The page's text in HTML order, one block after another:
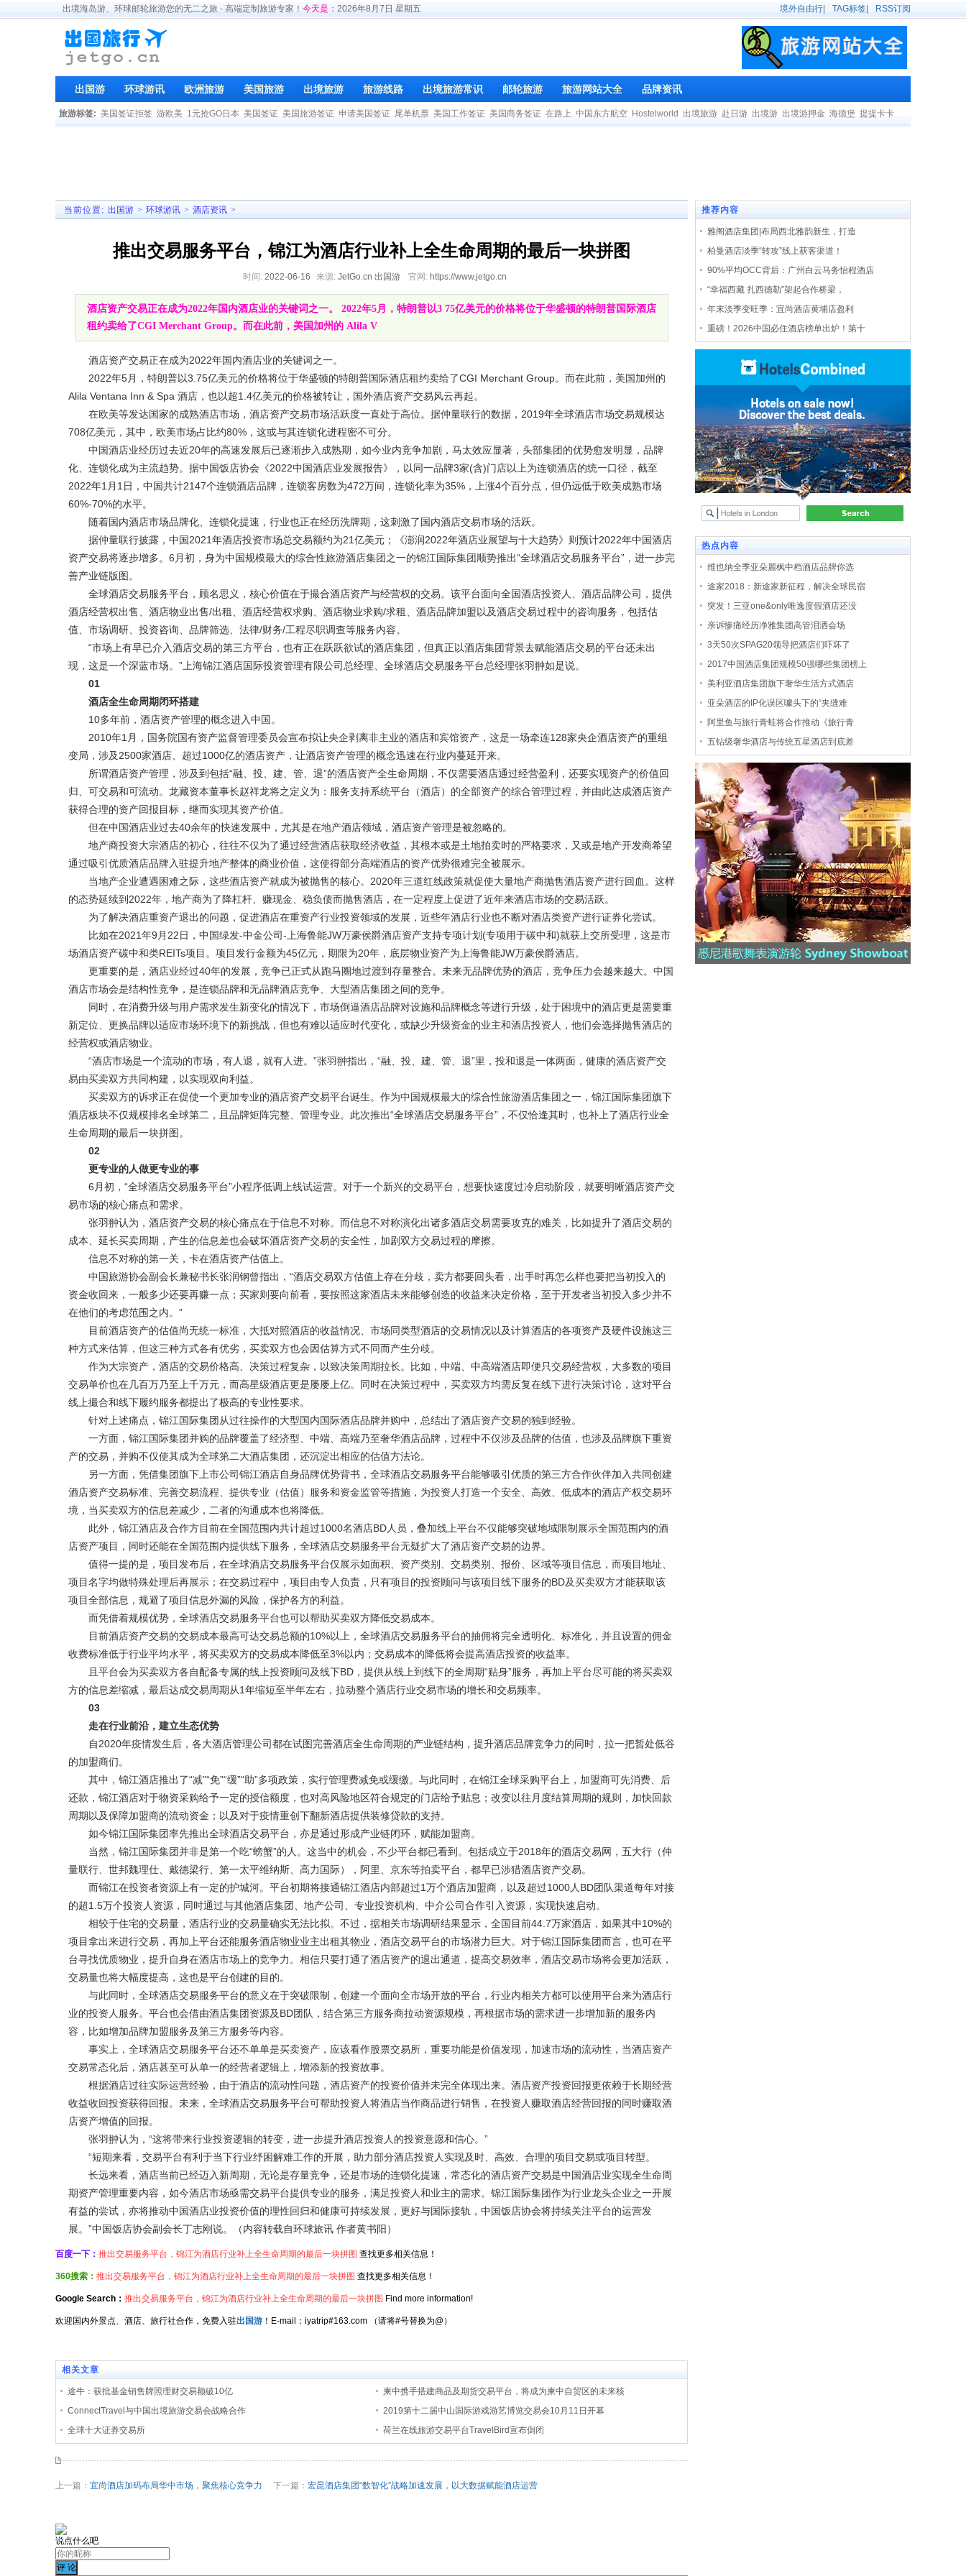
出境海岛游、环球邮轮旅游您的无二之旅 - 高端定制旅游专家！ 今天是： 2026年8月7日 星期五 境外自由行 TAG标签 RSS订阅
出国游 环球游讯 欧洲旅游 美国旅游 出境旅游 旅游线路 出境旅游常识 邮轮旅游 旅游网站大全 品牌资讯
旅游标签: 美国签证拒签 游欧美 1元抢GO日本 美国签证 美国旅游签证 申请美国签证 尾单机票 美国工作签证 美国商务签证 在路上 中国东方航空 Hostelworld 出境旅游 赴日游 出境游 出境游押金 海德堡 提提卡卡
当前位置: 出国游 > 环球游讯 > 酒店资讯 >
推出交易服务平台，锦江为酒店行业补上全生命周期的最后一块拼图
时间: 2022-06-16 来源: JetGo.cn 出国游 官网: https://www.jetgo.cn
酒店资产交易正在成为2022年国内酒店业的关键词之一。 2022年5月，特朗普以3 75亿美元的价格将位于华盛顿的特朗普国际酒店
租约卖给了CGI Merchant Group。而在此前，美国加州的 Alila V
酒店资产交易正在成为2022年国内酒店业的关键词之一。
2022年5月，特朗普以3.75亿美元的价格将位于华盛顿的特朗普国际酒店租约卖给了CGI Merchant Group。而在此前，美国加州的
Alila Ventana Inn & Spa 酒店，也以超1.4亿美元的价格被转让，国外酒店资产交易风云再起。
在欧美等发达国家的成熟酒店市场，酒店资产交易市场活跃度一直处于高位。据仲量联行的数据，2019年全球酒店市场交易规模达
708亿美元，其中，欧美市场占比约80%，这或与其连锁化进程密不可分。
中国酒店业经历过去近20年的高速发展后已逐渐步入成熟期，如今业内竞争加剧，马太效应显著，头部集团的优势愈发明显，品牌
化、连锁化成为主流趋势。据中国饭店协会《2022中国酒店业发展报告》，以同一品牌3家(含)门店以上为连锁酒店的统一口径，截至
2022年1月1日，中国共计2147个连锁酒店品牌，连锁客房数为472万间，连锁化率为35%，上涨4个百分点，但仍远低于欧美成熟市场
60%-70%的水平。
随着国内酒店市场品牌化、连锁化提速，行业也正在经历洗牌期，这刺激了国内酒店交易市场的活跃。
据仲量联行披露，中国2021年酒店投资市场总交易额约为21亿美元；《澎润2022年酒店业展望与十大趋势》则预计2022年中国酒店
资产交易将逐步增多。6月初，身为中国规模最大的综合性旅游酒店集团之一的锦江国际集团顺势推出“全球酒店交易服务平台”，进一步完
善产业链版图。
全球酒店交易服务平台，顾名思义，核心价值在于撮合酒店资产与经营权的交易。该平台面向全国酒店投资人、酒店品牌公司，提供
酒店经营权出售、酒店物业出售/出租、酒店经营权求购、酒店物业求购/求租、酒店品牌加盟以及酒店交易过程中的咨询服务，包括估
值、市场调研、投资咨询、品牌筛选、法律/财务/工程尽职调查等服务内容。
“市场上有早已介入酒店交易的第三方平台，也有正在跃跃欲试的酒店集团，但真正以酒店集团背景去赋能酒店交易的平台还未出
现，这是一个深蓝市场。”上海锦江酒店国际投资管理有限公司总经理、全球酒店交易服务平台总经理张羽翀如是说。
01
酒店全生命周期闭环搭建
10多年前，酒店资产管理的概念进入中国。
2010年1月，国务院国有资产监督管理委员会宣布拟让央企剥离非主业的酒店和宾馆资产，这是一场牵连128家央企酒店资产的重组
变局，涉及2500家酒店、超过1000亿的酒店资产，让酒店资产管理的概念迅速在行业内蔓延开来。
所谓酒店资产管理，涉及到包括“融、投、建、管、退”的酒店资产全生命周期，不仅需要酒店通过经营盈利，还要实现资产的价值回
归、可交易和可流动。龙藏资本董事长赵祥龙将之定义为：服务支持系统平台（酒店）的全部资产的综合管理过程，并由此达成酒店资产
获得合理的资产回报目标，继而实现其资产价值。
但在中国酒店业过去40余年的快速发展中，尤其是在地产酒店领域，酒店资产管理是被忽略的。
地产商投资大宗酒店的初心，往往不仅为了通过经营酒店获取经济收益，其根本或是土地拍卖时的严格要求，又或是地产开发商希望
通过吸引优质酒店品牌入驻提升地产整体的商业价值，这使得部分高端酒店的资产优势很难完全被展示。
当地产企业遭遇困难之际，这些酒店资产就成为被抛售的核心。2020年三道红线政策就促使大量地产商抛售酒店资产进行回血。这样
的态势延续到2022年，地产商为了降杠杆、赚现金、稳负债而抛售酒店，在一定程度上促进了近年来酒店市场的交易活跃。
为了解决酒店重资产退出的问题，促进酒店在重资产行业投资领域的发展，近些年酒店行业也不断对酒店类资产进行证券化尝试。
比如在2021年9月22日，中国绿发-中金公司-上海鲁能JW万豪侯爵酒店资产支持专项计划(专项用于碳中和)就获上交所受理，这是市
场酒店资产碳中和类REITs项目。项目发行金额为45亿元，期限为20年，底层物业资产为上海鲁能JW万豪侯爵酒店。
更重要的是，酒店业经过40年的发展，竞争已正式从跑马圈地过渡到存量整合。未来无品牌优势的酒店，竞争压力会越来越大。中国
酒店市场会是结构性竞争，是连锁品牌和无品牌酒店竞争、大型酒店集团之间的竞争。
同时，在消费升级与用户需求发生新变化的情况下，市场倒逼酒店品牌对设施和品牌概念等进行升级，处于困境中的酒店更是需要重
新定位、更换品牌以适应市场环境下的新挑战，但也有难以适应时代变化，或缺少升级资金的业主和酒店投资人，他们会选择抛售酒店的
经营权或酒店物业。
“酒店市场是一个流动的市场，有人退，就有人进。”张羽翀指出，“融、投、建、管、退”里，投和退是一体两面，健康的酒店资产交
易由买卖双方共同构建，以实现双向利益。
买卖双方的诉求正在促使一个更加专业的酒店资产交易平台诞生。作为中国规模最大的综合性旅游酒店集团之一，锦江国际集团旗下
酒店板块不仅规模排名全球第二，且品牌矩阵完整、管理专业。此次推出“全球酒店交易服务平台”，不仅恰逢其时，也补上了酒店行业全
生命周期的最后一块拼图。
02
更专业的人做更专业的事
6月初，“全球酒店交易服务平台”小程序低调上线试运营。对于一个新兴的交易平台，想要快速度过冷启动阶段，就要明晰酒店资产交
易市场的核心痛点和需求。
张羽翀认为，酒店资产交易的核心痛点在于信息不对称。而信息不对称演化出诸多酒店交易需要攻克的难关，比如提升了酒店交易的
成本、延长买卖周期，产生的信息差也会破坏酒店资产交易的安全性，加剧双方交易过程的摩擦。
信息不对称的第一关，卡在酒店资产估值上。
中国旅游协会副会长兼秘书长张润钢曾指出，“酒店交易双方估值上存在分歧，卖方都要回头看，出手时再怎么样也要把当初投入的
资金收回来，一般多少还要再赚一点；买家则要向前看，要按照这家酒店未来能够创造的收益来决定价格，至于开发者当初投入多少并不
在他们的考虑范围之内。”
目前酒店资产的估值尚无统一标准，大抵对照酒店的收益情况、市场同类型酒店的交易情况以及计算酒店的各项资产及硬件设施这三
种方式来估算，但这三种方式各有优劣，买卖双方也会因估算方式不同而产生分歧。
作为大宗资产，酒店的交易价格高、决策过程复杂，以致决策周期拉长。比如，中端、中高端酒店即便只交易经营权，大多数的项目
交易单价也在几百万乃至上千万元，而高星级酒店更是屡屡上亿。同时在决策过程中，买卖双方均需反复在线下进行决策讨论，这对平台
线上撮合和线下履约服务都提出了极高的专业性要求。
针对上述痛点，锦江国际集团从过往操作的大型国内国际酒店品牌并购中，总结出了酒店资产交易的独到经验。
一方面，锦江国际集团并购的品牌覆盖了经济型、中端、高端乃至奢华酒店品牌，过程中不仅涉及品牌的估值，也涉及品牌旗下重资
产的交易，并购不仅使其成为全球第二大酒店集团，还沉淀出相应的估值方法论。
另一方面，凭借集团旗下上市公司锦江酒店自身品牌优势背书，全球酒店交易服务平台能够吸引优质的第三方合作伙伴加入共同创建
酒店资产交易标准、完善交易流程、提供专业（估值）服务和资金监管等措施，为投资人打造一个安全、高效、低成本的酒店产权交易环
境，当买卖双方的信息差减少，二者的沟通成本也将降低。
此外，锦江酒店及合作方目前在全国范围内共计超过1000名酒店BD人员，叠加线上平台不仅能够突破地域限制展示全国范围内的酒
店资产项目，同时还能在全国范围内提供线下服务，全球酒店交易服务平台无疑扩大了酒店资产交易的边界。
值得一提的是，项目发布后，在全球酒店交易服务平台仅展示如面积、资产类别、交易类别、报价、区域等项目信息，而项目地址、
项目名字均做特殊处理后再展示；在交易过程中，项目由专人负责，只有项目的投资顾问与该项目线下服务的BD及买卖双方才能获取该
项目全部信息，规避了项目信息外漏的风险，保护各方的利益。
而凭借着规模优势，全球酒店交易服务平台也可以帮助买卖双方降低交易成本。
目前酒店资产交易的交易成本最高可达交易总额的10%以上，全球酒店交易服务平台的抽佣将完全透明化、标准化，并且设置的佣金
收费标准低于行业平均水平，将买卖双方的交易成本降低至3%以内；交易成本的降低将会提高酒店投资的收益率。
且平台会为买卖双方各自配备专属的线上投资顾问及线下BD，提供从线上到线下的全周期“贴身”服务，再加上平台尽可能的将买卖双
方的信息差缩减，最后达成交易周期从1年缩短至半年左右，拉动整个酒店行业交易市场的增长和交易频率。
03
走在行业前沿，建立生态优势
自2020年疫情发生后，各大酒店管理公司都在试图完善酒店全生命周期的产业链结构，提升酒店品牌竞争力的同时，拉一把暂处低谷
的加盟商们。
其中，锦江酒店推出了“减”“免”“缓”“助”多项政策，实行管理费减免或缓缴。与此同时，在锦江全球采购平台上，加盟商可先消费、后
还款，锦江酒店对于物资采购给予一定的授信额度，也对高风险地区符合规定的门店给予贴息；改变以往月度结算周期的规则，加快回款
周期以及保障加盟商的流动资金；以及对于疫情重创下翻新酒店提供装修贷款的支持。
如今锦江国际集团率先推出全球酒店交易平台，亦是通过形成产业链闭环，赋能加盟商。
当然，锦江国际集团并非是第一个吃“螃蟹”的人。这当中的机会，不少平台都已看到。包括成立于2018年的酒店交易网，五大行（仲
量联行、世邦魏理仕、戴德梁行、第一太平维纳斯、高力国际），阿里、京东等拍卖平台，都早已涉猎酒店资产交易。
而锦江在投资者资源上有一定的护城河。平台初期将接通锦江酒店内部超过1万个酒店加盟商，以及超过1000人BD团队渠道每年对接
的超1.5万个投资人资源，同时通过与其他酒店集团、地产公司、专业投资机构、中介公司合作引入资源，实现快速启动。
相较于住宅的交易量，酒店行业的交易量确实无法比拟。不过，据相关市场调研结果显示，全国目前44.7万家酒店，如果其中10%的
项目拿出来进行交易，再加上平台还能服务酒店物业业主出租其物业，酒店交易平台的市场潜力巨大。对于锦江国际集团而言，也可在平
台寻找优质物业，提升自身在酒店市场上的竞争力。相信只要打通了酒店资产的退出通道，提高交易效率，酒店交易市场将会更加活跃，
交易量也将大幅度提高，这也是平台创建的目的。
与此同时，全球酒店交易服务平台的意义在于突破限制，创建一个面向全市场开放的平台，行业内相关方都可以使用平台来为酒店行
业的投资人服务。平台也会借由酒店集团资源及BD团队，结合第三方服务商拉动资源规模，再根据市场的需求进一步增加新的服务内
容，比如增加品牌加盟服务及第三方服务等内容。
事实上，全球酒店交易服务平台还不单单是买卖资产，应该看作股票交易所，重要功能是价值发现，加速市场的流动性，当酒店资产
交易常态化后，酒店甚至可从单一的经营者逻辑上，增添新的投资故事。
根据酒店过往实际运营经验，由于酒店的流动性问题，酒店资产的投资价值并未完全体现出来。酒店资产投资回报更依赖于长期经营
收益收回投资获得回报。未来，全球酒店交易服务平台可帮助投资人将酒店当作商品进行销售，在投资人赚取酒店经营回报的同时赚取酒
店资产增值的回报。
张羽翀认为，“这将带来行业投资逻辑的转变，进一步提升酒店投资人的投资意愿和信心。”
“短期来看，交易平台有利于当下行业纾困解难工作的开展，助力部分酒店投资人实现及时、高效、合理的项目交易或项目转型。
长远来看，酒店当前已经迈入新周期，无论是存量竞争，还是市场的连锁化提速，常态化的酒店资产交易是中国酒店业实现全生命周
期资产管理重要内容，如今酒店市场亟需交易平台提供专业的服务，满足投资人和业主的需求。锦江国际集团作为行业龙头企业之一开展
有益的尝试，亦将推动中国酒店业投资价值的理性回归和健康可持续发展，更好与国际接轨，中国饭店协会将持续关注平台的运营发
展。”中国饭店协会副会长丁志刚说。（内容转载自环球旅讯 作者黄书阳）
百度一下： 推出交易服务平台，锦江为酒店行业补上全生命周期的最后一块拼图 查找更多相关信息！
360搜索： 推出交易服务平台，锦江为酒店行业补上全生命周期的最后一块拼图 查找更多相关信息！
Google Search： 推出交易服务平台，锦江为酒店行业补上全生命周期的最后一块拼图 Find more information!
欢迎国内外景点、酒店、旅行社合作，免费入驻出国游 ！E-mail：iyatrip#163.com （请将#号替换为@）
相关文章
途牛：获批基金销售牌照理财交易额破10亿
柬中携手搭建商品及期货交易平台，将成为柬中自贸区的未来核
ConnectTravel与中国出境旅游交易会战略合作
2019第十二届中山国际游戏游艺博览交易会10月11日开幕
全球十大证券交易所
荷兰在线旅游交易平台TravelBird宣布倒闭
上一篇： 宜尚酒店加码布局华中市场，聚焦核心竞争力 下一篇： 宏昆酒店集团“数智化”战略加速发展，以大数据赋能酒店运营
说点什么吧
推荐内容
雅阁酒店集团|布局西北雅韵新生，打造
柏曼酒店淡季“转攻”线上获客渠道！
90%平均OCC背后：广州白云马务怡程酒店
“幸福西藏 扎西德勒”架起合作桥梁，
年末淡季变旺季：宜尚酒店黄埔店盈利
重磅！2026中国必住酒店榜单出炉！第十
热点内容
维也纳全季亚朵麗枫中档酒店品牌你选
途家2018：新途家新征程，解决全球民宿
突发！三亚one&only唯逸度假酒店还没
亲诉惨痛经历净雅集团高管泪洒会场
3天50次SPAG20领导把酒店们吓坏了
2017中国酒店集团规模50强哪些集团榜上
美利亚酒店集团旗下奢华生活方式酒店
亚朵酒店的IP化误区噱头下的“夹缝难
阿里鱼与旅行青蛙将合作推动《旅行青
五钻级奢华酒店与传统五星酒店到底差